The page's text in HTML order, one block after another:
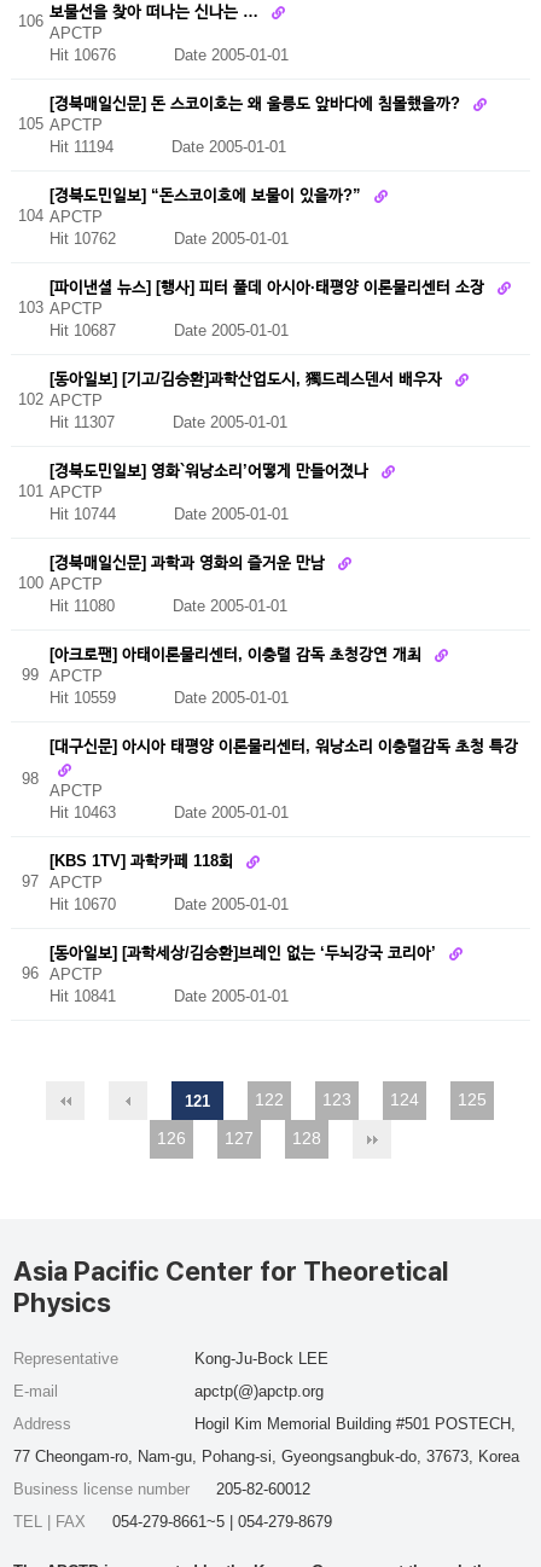
106
보물선을 찾아 떠나는 신나는 …
APCTP
Hit 10676 Date 2005-01-01
105
[경북매일신문] 돈 스코이호는 왜 울릉도 앞바다에 침몰했을까?
APCTP
Hit 11194
Date 2005-01-01
104
[경북도민일보] “돈스코이호에 보물이 있을까?”
APCTP
Hit 10762
Date 2005-01-01
103
[파이낸셜 뉴스] [행사] 피터 풀데 아시아·태평양 이론물리센터 소장
APCTP
Hit 10687
Date 2005-01-01
102
[동아일보] [기고/김승환]과학산업도시, 獨드레스덴서 배우자
APCTP
Hit 11307
Date 2005-01-01
101
[경북도민일보] 영화`워낭소리’어떻게 만들어졌나
APCTP
Hit 10744
Date 2005-01-01
100
[경북매일신문] 과학과 영화의 즐거운 만남
APCTP
Hit 11080
Date 2005-01-01
99
[아크로팬] 아태이론물리센터, 이충렬 감독 초청강연 개최
APCTP
Hit 10559
Date 2005-01-01
98
[대구신문] 아시아 태평양 이론물리센터, 워낭소리 이충렬감독 초청 특강
APCTP
Hit 10463 Date 2005-01-01
97
[KBS 1TV] 과학카페 118회
APCTP
Hit 10670
Date 2005-01-01
96
[동아일보] [과학세상/김승환]브레인 없는 ‘두뇌강국 코리아’
APCTP
Hit 10841
Date 2005-01-01
121 122 123 124
125
126
127 128
Asia Pacific Center for Theoretical
Physics
Representative
Kong-Ju-Bock LEE
E-mail
apctp(@)apctp.org
Address
Hogil Kim Memorial Building #501 POSTECH,
77 Cheongam-ro, Nam-gu, Pohang-si, Gyeongsangbuk-do, 37673, Korea
Business license number
205-82-60012
TEL | FAX
054-279-8661~5 | 054-279-8679